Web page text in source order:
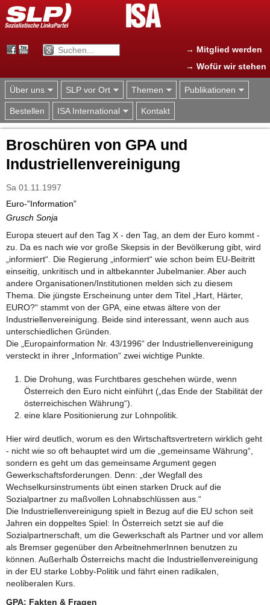
Jump to navigation
→ Mitglied werden
→ Wofür wir stehen
Über uns SLP vor Ort Themen Publikationen
Bestellen ISA International Kontakt
Broschüren von GPA und
Industriellenvereinigung
Sa 01.11.1997
Euro-”Information”
Grusch Sonja
Europa steuert auf den Tag X - den Tag, an dem der Euro kommt -
zu. Da es nach wie vor große Skepsis in der Bevölkerung gibt, wird
„informiert“. Die Regierung „informiert“ wie schon beim EU-Beitritt
einseitig, unkritisch und in altbekannter Jubelmanier. Aber auch
andere Organisationen/Institutionen melden sich zu diesem
Thema. Die jüngste Erscheinung unter dem Titel „Hart, Härter,
EURO?“ stammt von der GPA, eine etwas ältere von der
Industriellenvereinigung. Beide sind interessant, wenn auch aus
unterschiedlichen Gründen.
Die „Europainformation Nr. 43/1996“ der Industriellenvereinigung
versteckt in ihrer „Information“ zwei wichtige Punkte.
Die Drohung, was Furchtbares geschehen würde, wenn
Österreich den Euro nicht einführt („das Ende der Stabilität der
österreichischen Währung“).
eine klare Positionierung zur Lohnpolitik.
Hier wird deutlich, worum es den Wirtschaftsvertretern wirklich geht
- nicht wie so oft behauptet wird um die „gemeinsame Währung“,
sondern es geht um das gemeinsame Argument gegen
Gewerkschaftsforderungen. Denn: „der Wegfall des
Wechselkursinstruments übt einen starken Druck auf die
Sozialpartner zu maßvollen Lohnabschlüssen aus.“
Die Industriellenvereinigung spielt in Bezug auf die EU schon seit
Jahren ein doppeltes Spiel: In Österreich setzt sie auf die
Sozialpartnerschaft, um die Gewerkschaft als Partner und vor allem
als Bremser gegenüber den ArbeitnehmerInnen benutzen zu
können. Außerhalb Österreichs macht die Industriellenvereinigung
in der EU starke Lobby-Politik und fährt einen radikalen,
neoliberalen Kurs.
GPA: Fakten & Fragen